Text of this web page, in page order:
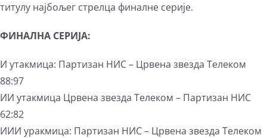
титулу најбољег стрелца финалне серије.
ФИНАЛНА СЕРИЈА:
И утакмица: Партизан НИС – Црвена звезда Телеком
88:97
ИИ утакмица Црвена звезда Телеком – Партизан НИС
62:82
ИИИ уракмица: Партизан НИС – Црвена звезда Телеком